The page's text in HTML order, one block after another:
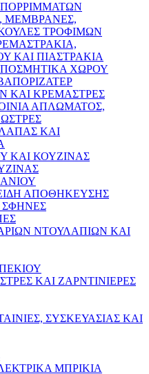
ΜΕΜΒΡΑΝΕΣ,
ΤΡΟΦΙΜΩΝ
ΚΑΙ ΠΙΑΣΤΡΑΚΙΑ
ΧΩΡΟΥ
ΚΑΙ ΚΡΕΜΑΣΤΡΕΣ
ΑΠΛΩΜΑΤΟΣ,
ΚΑΙ
ΚΑΙ ΚΟΥΖΙΝΑΣ
ΑΠΟΘΗΚΕΥΣΗΣ
ΣΦΗΝΕΣ
ΝΤΟΥΛΑΠΙΩΝ ΚΑΙ
ΚΑΙ ΖΑΡΝΤΙΝΙΕΡΕΣ
ΣΥΣΚΕΥΑΣΙΑΣ ΚΑΙ
ΜΠΡΙΚΙΑ